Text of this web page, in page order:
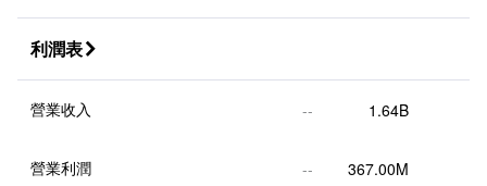
利潤表 
營業收入 -- 1.64B
營業利潤 -- 367.00M